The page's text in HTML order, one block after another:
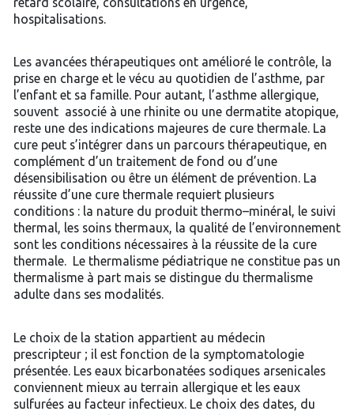
hospitalisations.
Les avancées thérapeutiques ont amélioré le contrôle, la
prise en charge et le vécu au quotidien de l’asthme, par
l’enfant et sa famille. Pour autant, l’asthme allergique,
souvent associé à une rhinite ou une dermatite atopique,
reste une des indications majeures de cure thermale. La
cure peut s’intégrer dans un parcours thérapeutique, en
complément d’un traitement de fond ou d’une
désensibilisation ou être un élément de prévention. La
réussite d’une cure thermale requiert plusieurs
conditions : la nature du produit thermo–minéral, le suivi
thermal, les soins thermaux, la qualité de l’environnement
sont les conditions nécessaires à la réussite de la cure
thermale. Le thermalisme pédiatrique ne constitue pas un
thermalisme à part mais se distingue du thermalisme
adulte dans ses modalités.
Le choix de la station appartient au médecin
prescripteur ; il est fonction de la symptomatologie
présentée. Les eaux bicarbonatées sodiques arsenicales
conviennent mieux au terrain allergique et les eaux
sulfurées au facteur infectieux. Le choix des dates, du